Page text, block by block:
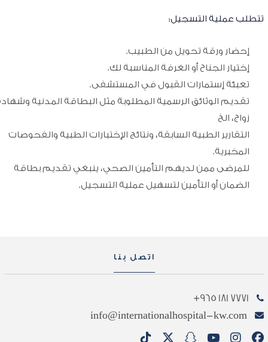
عملية التسجيل:
إحضار ورقة تحويل من الطبيب.
إختيار الجناح أو الغرفة المناسبة لك.
تعبئة إستمارات القبول في المستشفى.
تقديم الوثائق الرسمية المطلوبة مثل البطاقة المدنية وشهادة
زواج، الخ
التقارير الطبية السابقة، ونتائج الإختبارات الطبية والفحوصات
المخبرية.
للمرضى ممن لديهم التأمين الصحي، ينبغي تقديم بطاقة
الضمان أو التأمين لتسهيل عملية التسجيل.
اتصل بنا
7771 181 965+
info@internationalhospital-kw.com